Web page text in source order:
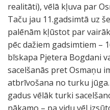
realitāti), vēlā kļuva par
Taču jau 11.gadsimtā uz
palēnām kļūstot par
pēc dažiem gadsimtiem –
bīskapa Pjetera Bogdani
sacelšanās pret Osmaņu
atbrīvošana no turku
gadus vēlāk turki